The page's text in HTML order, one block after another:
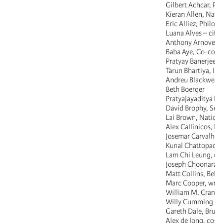
Gilbert Achcar,
Kieran Allen,
Eric Alliez,
Luana Alves –
Anthony
Baba Aye, Co-
Pratyay
Tarun Bhartiya,
Andreu
Beth Boerger
Pratyajayaditya
David Brophy,
Lai Brown,
Alex Callinicos,
Josemar
Kunal
Lam Chi
Joseph
Matt Collins,
Marc Cooper,
William M.
Willy Cumming
Gareth Dale,
Alex de Jong,